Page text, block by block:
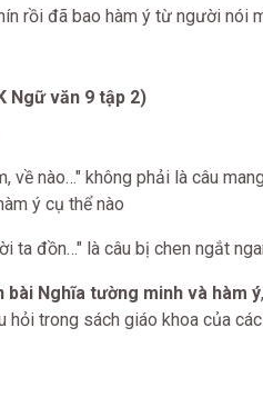
rồi đã bao hàm ý từ người nói
Ngữ văn 9 tập 2)
về nào…" không phải là câu
ý cụ thể nào
ta đồn…" là câu bị chen ngắt
bài Nghĩa tường minh và hàm ý
hỏi trong sách giáo khoa của